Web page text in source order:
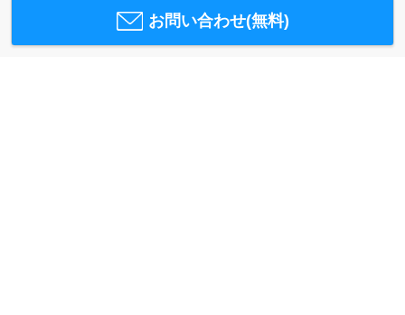
お問い合わせ(無料)